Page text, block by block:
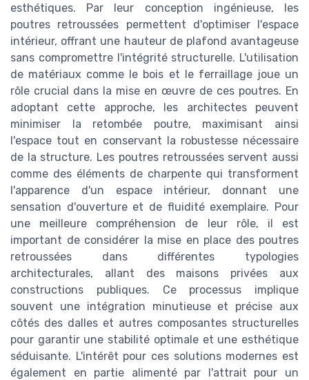
esthétiques. Par leur conception ingénieuse, les
poutres retroussées permettent d'optimiser l'espace
intérieur, offrant une hauteur de plafond avantageuse
sans compromettre l'intégrité structurelle. L'utilisation
de matériaux comme le bois et le ferraillage joue un
rôle crucial dans la mise en œuvre de ces poutres. En
adoptant cette approche, les architectes peuvent
minimiser la retombée poutre, maximisant ainsi
l'espace tout en conservant la robustesse nécessaire
de la structure. Les poutres retroussées servent aussi
comme des éléments de charpente qui transforment
l'apparence d'un espace intérieur, donnant une
sensation d'ouverture et de fluidité exemplaire. Pour
une meilleure compréhension de leur rôle, il est
important de considérer la mise en place des poutres
retroussées dans différentes typologies
architecturales, allant des maisons privées aux
constructions publiques. Ce processus implique
souvent une intégration minutieuse et précise aux
côtés des dalles et autres composantes structurelles
pour garantir une stabilité optimale et une esthétique
séduisante. L'intérêt pour ces solutions modernes est
également en partie alimenté par l'attrait pour un